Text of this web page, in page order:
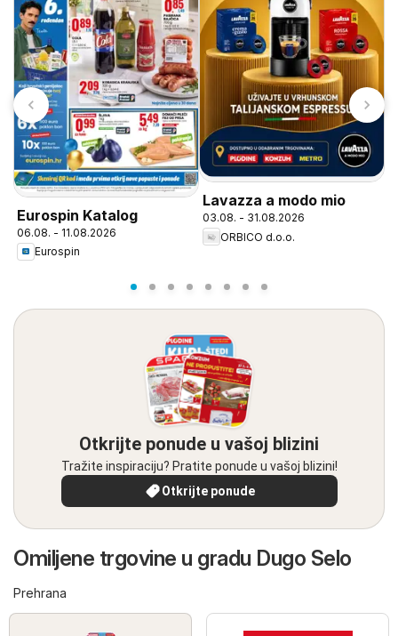
Eurospin Katalog
06.08. - 11.08.2026
Eurospin
Lavazza a modo mio
03.08. - 31.08.2026
ORBICO d.o.o.
Otkrijte ponude u vašoj blizini
Tražite inspiraciju? Pratite ponude u vašoj blizini!
Otkrijte ponude
Omiljene trgovine u gradu Dugo Selo
Prehrana